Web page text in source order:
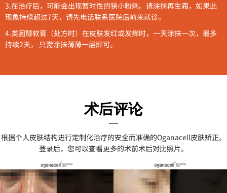
3.在治疗后，可能会出现暂时性的狭小粉刺。请涂抹再生霜，如果此
现象持续超过7天，请先电话联系医院后前来就诊。
4.类固醇软膏（处方时）在皮肤发红或发痒时，一天涂抹一次，最多
持续2天， 只需涂抹薄薄一层即可。
术后评论
根据个人皮肤结构进行定制化治疗的安全而准确的Oganacell皮肤矫正。
登录后，您可以查看更多的术前术后对比照片。